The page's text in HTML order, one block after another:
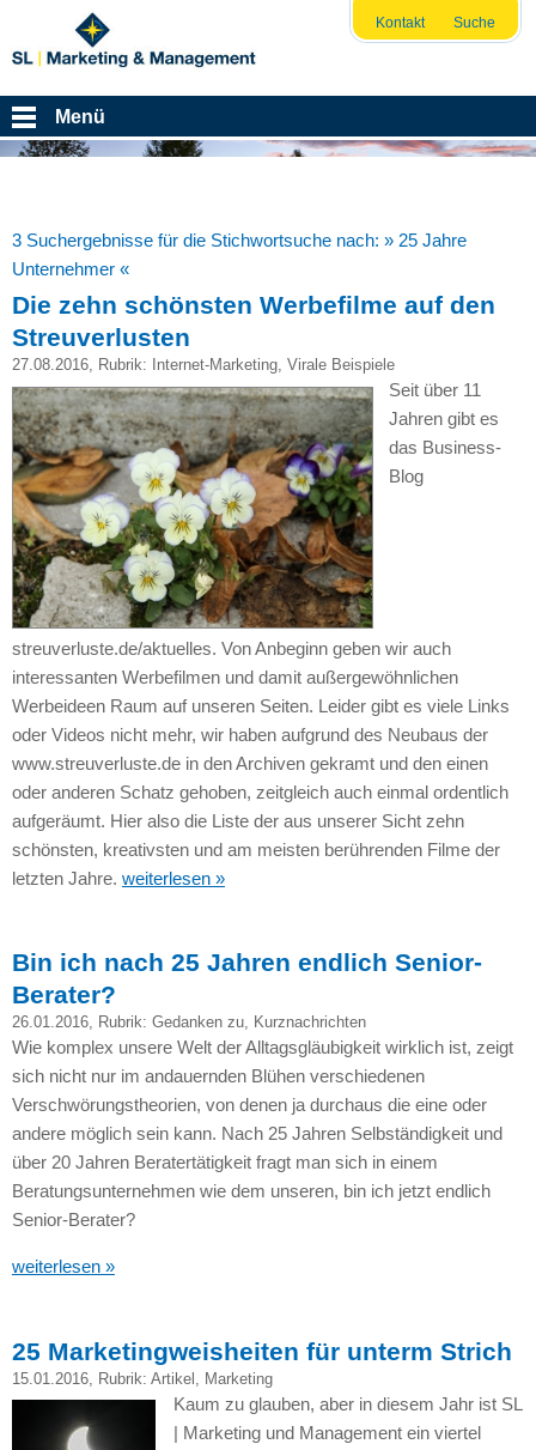
Kontakt Suche
Menü
3 Suchergebnisse für die Stichwortsuche nach: » 25 Jahre
Unternehmer «
Die zehn schönsten Werbefilme auf den
Streuverlusten
27.08.2016, Rubrik: Internet-Marketing, Virale Beispiele
Seit über 11
Jahren gibt es
das Business-
Blog
streuverluste.de/aktuelles. Von Anbeginn geben wir auch
interessanten Werbefilmen und damit außergewöhnlichen
Werbeideen Raum auf unseren Seiten. Leider gibt es viele Links
oder Videos nicht mehr, wir haben aufgrund des Neubaus der
www.streuverluste.de in den Archiven gekramt und den einen
oder anderen Schatz gehoben, zeitgleich auch einmal ordentlich
aufgeräumt. Hier also die Liste der aus unserer Sicht zehn
schönsten, kreativsten und am meisten berührenden Filme der
letzten Jahre. weiterlesen »
Bin ich nach 25 Jahren endlich Senior-
Berater?
26.01.2016, Rubrik: Gedanken zu, Kurznachrichten
Wie komplex unsere Welt der Alltagsgläubigkeit wirklich ist, zeigt
sich nicht nur im andauernden Blühen verschiedenen
Verschwörungstheorien, von denen ja durchaus die eine oder
andere möglich sein kann. Nach 25 Jahren Selbständigkeit und
über 20 Jahren Beratertätigkeit fragt man sich in einem
Beratungsunternehmen wie dem unseren, bin ich jetzt endlich
Senior-Berater?
weiterlesen »
25 Marketingweisheiten für unterm Strich
15.01.2016, Rubrik: Artikel , Marketing
Kaum zu glauben, aber in diesem Jahr ist SL
| Marketing und Management ein viertel